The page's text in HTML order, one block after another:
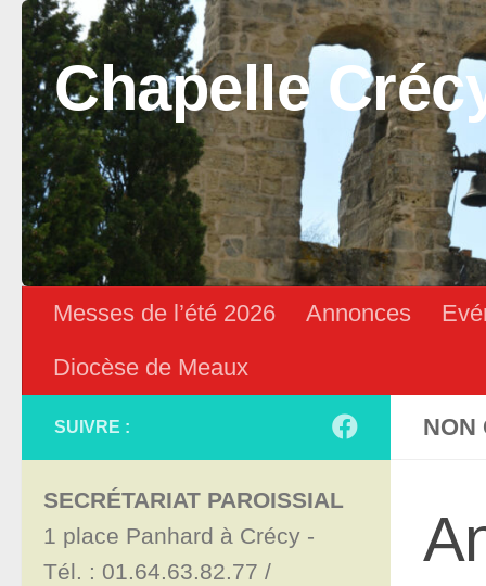
Skip to content
Chapelle
Messes de l’été 2026 Annonces
Diocèse de Meaux
NON
SUIVRE :
SECRÉTARIAT PAROISSIAL
1 place Panhard à Crécy -
Tél. : 01.64.63.82.77 /